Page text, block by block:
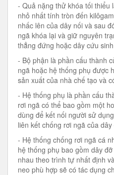
- Quả nặng thử khóa tối thiểu
nhỏ nhất tính tròn đến
nhấc lên của dây nối và sau
ngã khóa lại và giữ nguyên
thẳng đứng hoặc dây cứu
- Bộ phận là phần cấu thành
ngã hoặc hệ thống phụ được
sản xuất của nhà chế tạo và
- Hệ thống phụ là phần cấu
rơi ngã có thể bao gồm một
dùng để kết nối người sử
liên kết chống rơi ngã của
- Hệ thống chống rơi ngã cá
hệ thống phụ bao gồm dây
nhau theo trình tự nhất định
neo phù hợp sẽ có tác dụng